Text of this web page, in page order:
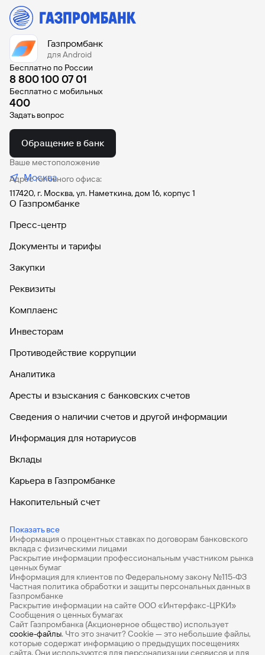
Газпромбанк
для Android
Бесплатно по России
8 800 100 07 01
Бесплатно с мобильных
400
Задать вопрос
Обращение в банк
Ваше местоположение
Москва
Адрес головного офиса:
117420, г. Москва, ул. Наметкина, дом 16, корпус 1
О Газпромбанке
Пресс-центр
Документы и тарифы
Закупки
Реквизиты
Комплаенс
Инвесторам
Противодействие коррупции
Аналитика
Аресты и взыскания с банковских счетов
Сведения о наличии счетов и другой информации
Информация для нотариусов
Вклады
Карьера в Газпромбанке
Накопительный счет
Показать все
Дебетовые карты с бесплатным обслуживанием
Все накопительные счета
Банковские вклады на 3 месяца
Вклады с высоким процентом
Калькулятор вкладов
Виртуальные карты
Информация о процентных ставках по договорам банковского
вклада с физическими лицами
Раскрытие информации профессиональным участником рынка
ценных бумаг
Информация для клиентов по Федеральному закону №115-ФЗ
Частная политика обработки и защиты персональных данных в
Газпромбанке
Раскрытие информации на сайте ООО «Интерфакс-ЦРКИ»
Сообщения о ценных бумагах
Сайт Газпромбанка (Акционерное общество) использует
cookie-файлы. Что это значит? Сookie — это небольшие файлы,
которые содержат информацию о предыдущих посещениях
сайта. Они используются для персонализации сервисов и для